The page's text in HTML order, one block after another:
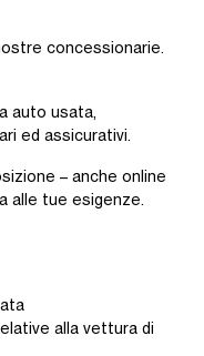
concessionarie.
auto usata,
ed assicurativi.
– anche online
alle tue esigenze.
alla vettura di